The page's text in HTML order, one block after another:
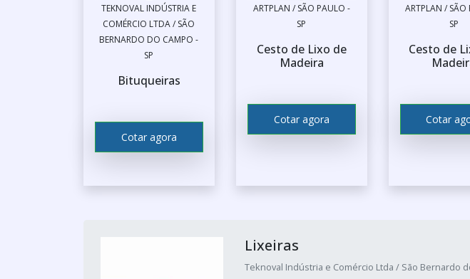
TEKNOVAL INDÚSTRIA E
COMÉRCIO LTDA / SÃO
BERNARDO DO CAMPO -
SP
Bituqueiras
Cotar agora
ARTPLAN / SÃO PAULO -
SP
Cesto de Lixo de
Madeira
Cotar agora
ARTPLAN / SÃO
SP
Cesto de
Cotar
Lixeiras
Teknoval Indústria e Comércio Ltda / São Bernardo